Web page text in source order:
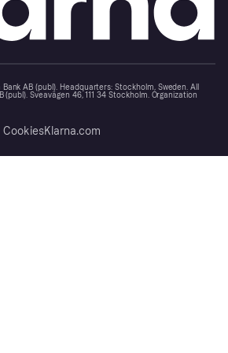
AB (publ). Headquarters: Stockholm, Sweden. All
Sveavägen 46, 111 34 Stockholm. Organization
CookiesKlarna.com